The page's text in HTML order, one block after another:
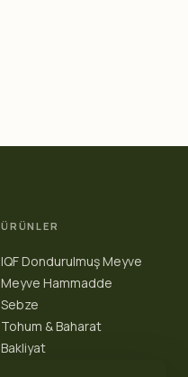
ÜRÜNLER
IQF Dondurulmuş Meyve
Meyve Hammadde
Sebze
Tohum & Baharat
Bakliyat